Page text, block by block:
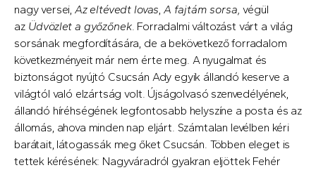
nagy versei, Az eltévedt lovas A fajtám sorsa, végül
az Üdvözlet a győzőnek. Forradalmi változást várt a világ
sorsának megfordítására, de a bekövetkező forradalom
következményeit már nem érte meg. A nyugalmat és
biztonságot nyújtó Csucsán Ady egyik állandó keserve a
világtól való elzártság volt. Újságolvasó szenvedélyének,
állandó híréhségének legfontosabb helyszíne a posta és az
állomás, ahova minden nap eljárt. Számtalan levélben kéri
barátait, látogassák meg őket Csucsán. Többen eleget is
tettek kérésének: Nagyváradról gyakran eljöttek Fehér